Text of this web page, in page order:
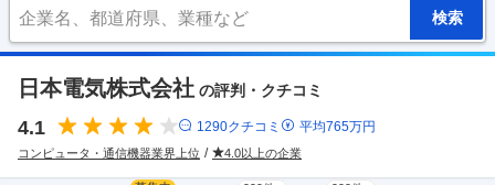
日本電気株式会社 の評判・クチコミ
4.1 1290クチコミ 平均765万円
コンピュータ・通信機器業界上位 4.0以上の企業